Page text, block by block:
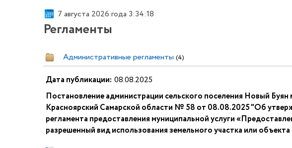
7 августа 2026 года 3:34:18
Регламенты
Административные регламенты (4)
Дата публикации: 08.08.2025
Постановление администрации сельского поселения Новый Буян
Красноярский Самарской области № 58 от 08.08.2025 "Об
регламента предоставления муниципальной услуги
разрешенный вид использования земельного участка или